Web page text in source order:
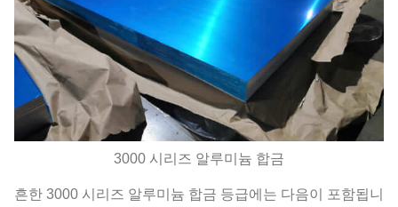
3000 시리즈 알루미늄 합금
흔한 3000 시리즈 알루미늄 합금 등급에는 다음이 포함됩니